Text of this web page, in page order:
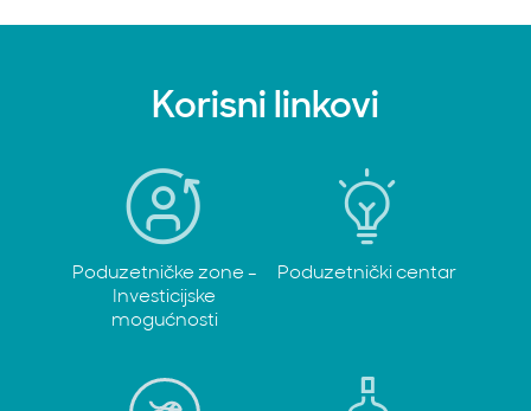
Korisni linkovi
Poduzetničke zone -
Investicijske
mogućnosti
Poduzetnički centar